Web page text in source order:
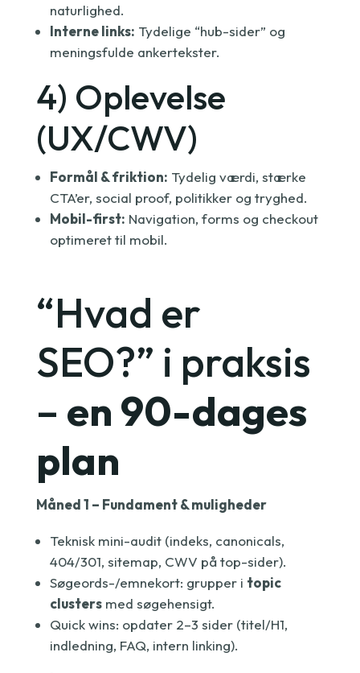
naturlighed.
Interne links: Tydelige “hub-sider” og
meningsfulde ankertekster.
4) Oplevelse
(UX/CWV)
Formål & friktion: Tydelig værdi, stærke
CTA’er, social proof, politikker og tryghed.
Mobil-first: Navigation, forms og checkout
optimeret til mobil.
“Hvad er
SEO?” i praksis
– en 90-dages
plan
Måned 1 – Fundament & muligheder
Teknisk mini-audit (indeks, canonicals,
404/301, sitemap, CWV på top-sider).
Søgeords-/emnekort: grupper i topic
clustersmed søgehensigt.
Quick wins: opdater 2–3 sider (titel/H1,
indledning, FAQ, intern linking).